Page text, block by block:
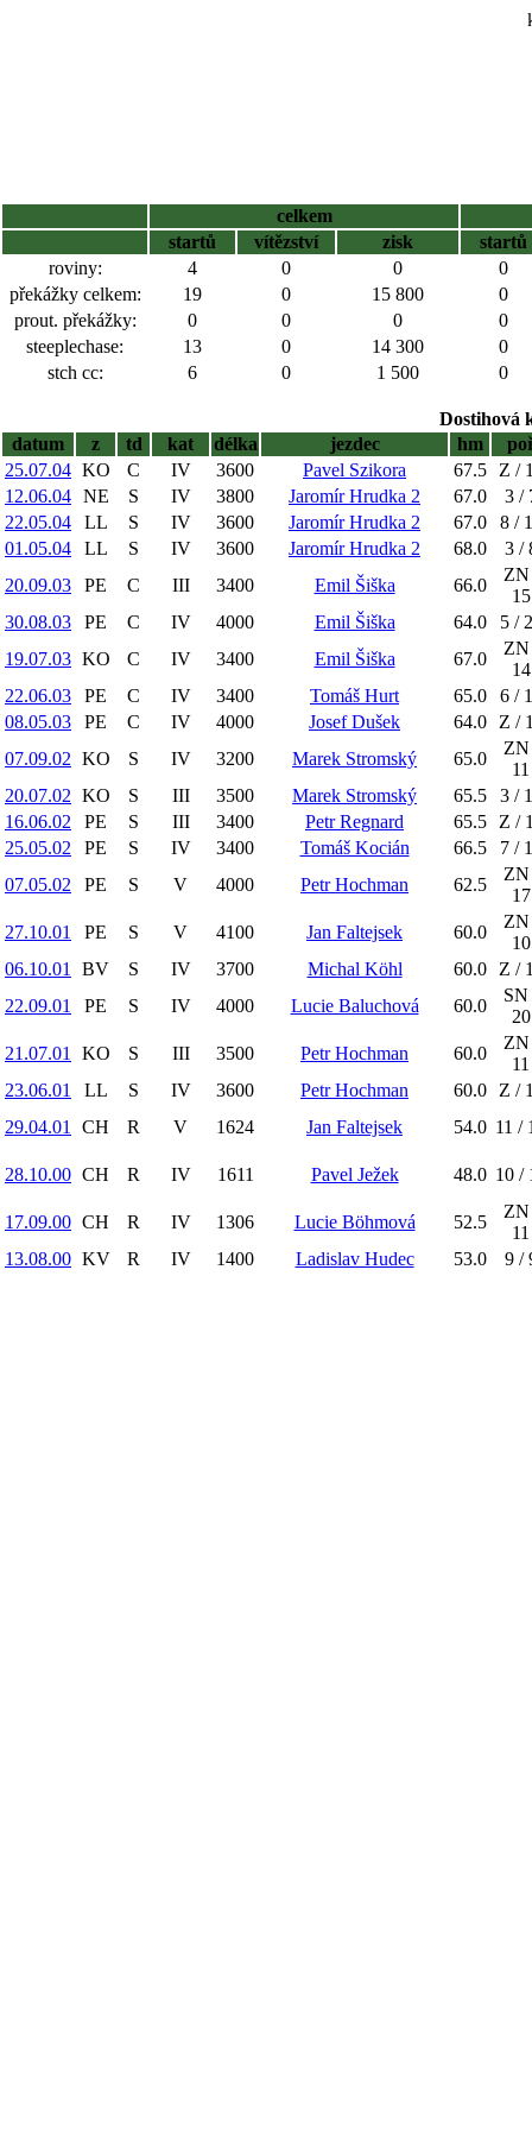
celkem
startů
vítězství zisk
startů
roviny:
4 0 0
0
překážky celkem:
19 0 15 800
0
prout. překážky:
0 0 0
0
steeplechase:
13 0 14 300
0
stch cc:
6 0 1 500 0
Dostihová
datum
z td kat délka jezdec hm
25.07.04 KO C IV 3600 Pavel Szikora 67.5
Z /
12.06.04 NE S IV 3800 Jaromír Hrudka 2 67.0
3 /
22.05.04
LL S IV 3600 Jaromír Hrudka 2 67.0
8 /
01.05.04
LL S IV 3600 Jaromír Hrudka 2 68.0
3 /
20.09.03
PE C III 3400 Emil Šiška 66.0
ZN
15
30.08.03
PE C IV 4000 Emil Šiška 64.0
5 /
19.07.03 KO C IV 3400 Emil Šiška 67.0
ZN
14
22.06.03
PE C IV 3400 Tomáš Hurt 65.0
6 /
08.05.03
PE C IV 4000 Josef Dušek 64.0
Z /
07.09.02 KO S IV 3200 Marek Stromský 65.0
ZN
11
20.07.02 KO S III 3500 Marek Stromský 65.5
3 /
16.06.02
PE S III 3400 Petr Regnard 65.5
Z /
25.05.02
PE S IV 3400 Tomáš Kocián 66.5
7 /
07.05.02
PE S V 4000 Petr Hochman 62.5
ZN
17
27.10.01
PE S V 4100 Jan Faltejsek 60.0
ZN
10
06.10.01
BV S IV 3700 Michal Köhl 60.0
Z /
22.09.01
PE S IV 4000 Lucie Baluchová 60.0
SN
20
21.07.01
KO S III 3500 Petr Hochman 60.0
ZN
11
23.06.01
LL S IV 3600 Petr Hochman 60.0
Z /
29.04.01
CH R V 1624 Jan Faltejsek 54.0 11 /
28.10.00 CH R IV 1611 Pavel Ježek 48.0 10 /
17.09.00 CH R IV 1306 Lucie Böhmová 52.5
ZN
11
13.08.00 KV R IV 1400 Ladislav Hudec 53.0 9 /